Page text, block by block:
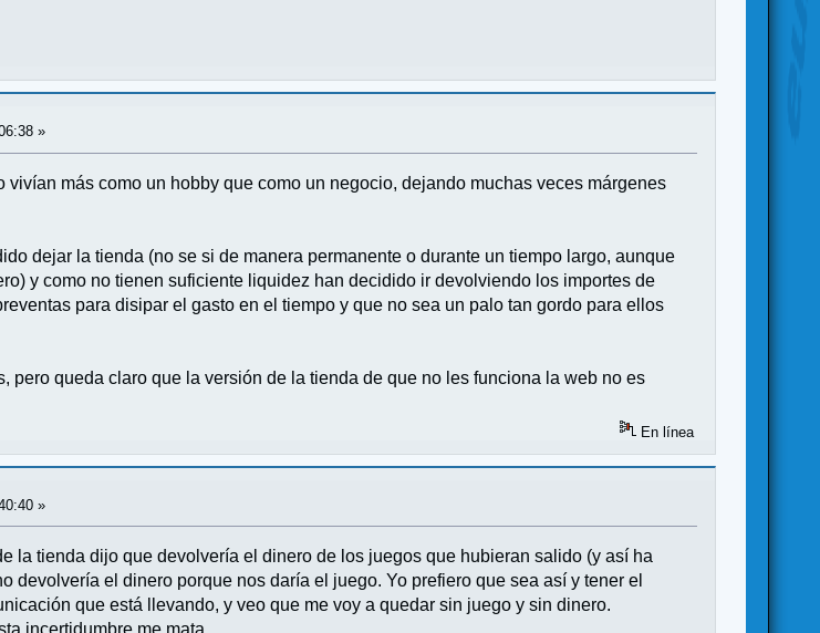
»
vivían más como un hobby que como un negocio, dejando muchas veces márgenes
dejar la tienda (no se si de manera permanente o durante un tiempo largo, aunque
y como no tienen suficiente liquidez han decidido ir devolviendo los importes de
para disipar el gasto en el tiempo y que no sea un palo tan gordo para ellos
pero queda claro que la versión de la tienda de que no les funciona la web no es
En línea
»
la tienda dijo que devolvería el dinero de los juegos que hubieran salido (y así ha
devolvería el dinero porque nos daría el juego. Yo prefiero que sea así y tener el
que está llevando, y veo que me voy a quedar sin juego y sin dinero.